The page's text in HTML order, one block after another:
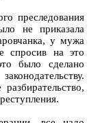
преследования
не приказала
у мужа
спросив на это
было сделано